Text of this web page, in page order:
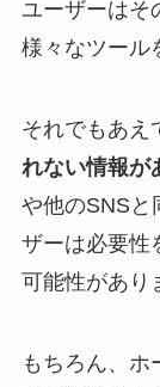
ユーザーはそ
様々なツール
それでもあえ
れない情報が
や他のSNSと
ザーは必要性
可能性があり
もちろん、ホ